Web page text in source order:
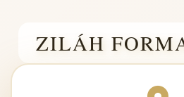
ZILÁH